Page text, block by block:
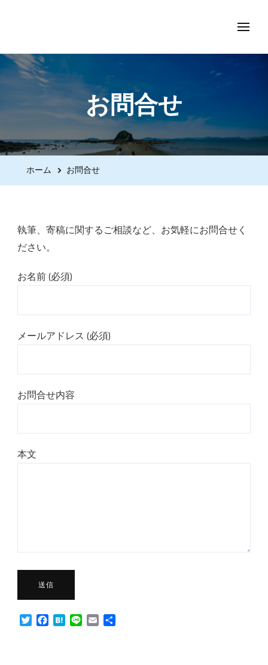
お問合せ
ホーム お問合せ
執筆、寄稿に関するご相談など、お気軽にお問合せく
ださい。
お名前 (必須)
メールアドレス (必須)
お問合せ内容
本文
TwitterFacebook
Hatena
Line Email